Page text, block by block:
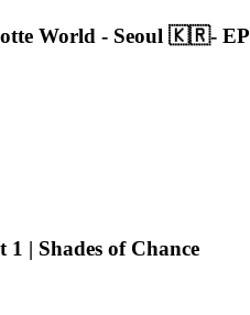
Jeju Vlog (Corée du Sud) Part 1 | Shades of Chance